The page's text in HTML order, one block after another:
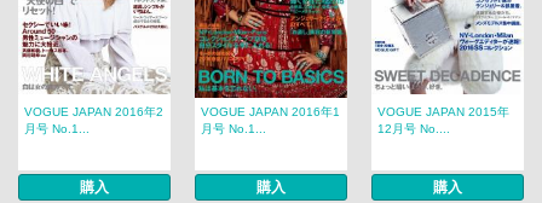
VOGUE JAPAN 2016年2
月号 No.1...
購入
VOGUE JAPAN 2016年1
月号 No.1...
購入
VOGUE JAPAN 2015年
12月号 No....
購入